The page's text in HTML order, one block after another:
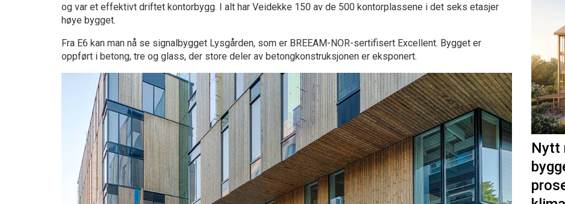
og var et effektivt driftet kontorbygg. I alt har Veidekke 150 av de 500 kontorplassene i det seks etasjer
høye bygget.
Fra E6 kan man nå se signalbygget Lysgården, som er BREEAM-NOR-sertifisert Excellent. Bygget er
oppført i betong, tre og glass, der store deler av betongkonstruksjonen er eksponert.
Nytt